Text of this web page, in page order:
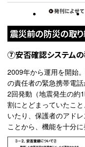
震災前の防災の取
⑦安否確認システム
2009年から運用を開始
の責任者の緊急携帯電話
2回発動（地震発生の約
割にとどまっていたこ
いたり、保護者のアド
ことから、機能を十分